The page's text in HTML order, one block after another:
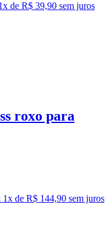
x de R$ 39,90 sem juros
roxo para
1x de R$ 144,90 sem juros